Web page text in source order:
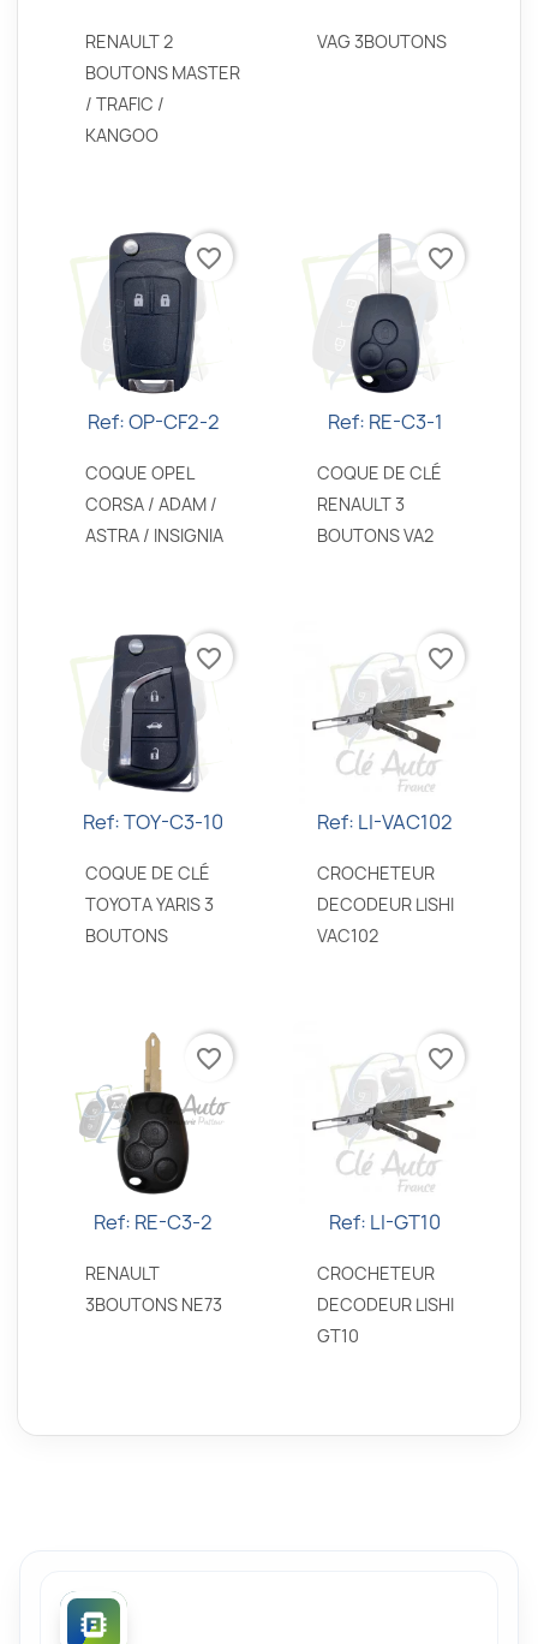
RENAULT 2
BOUTONS MASTER
/ TRAFIC /
KANGOO
VAG 3BOUTONS
Aperçu rapide
Ref: OP-CF2-2
COQUE OPEL
CORSA / ADAM /
ASTRA / INSIGNIA
favorite_border
Aperçu rapide
Ref: RE-C3-1
COQUE DE CLÉ
RENAULT 3
BOUTONS VA2
favorite_border
Aperçu rapide
Ref: TOY-C3-10
COQUE DE CLÉ
TOYOTA YARIS 3
BOUTONS
favorite_border
Aperçu rapide
Ref: LI-VAC102
CROCHETEUR
DECODEUR LISHI
VAC102
favorite_border
Aperçu rapide
Ref: RE-C3-2
RENAULT
3BOUTONS NE73
favorite_border
Aperçu rapide
Ref: LI-GT10
CROCHETEUR
DECODEUR LISHI
GT10
favorite_border